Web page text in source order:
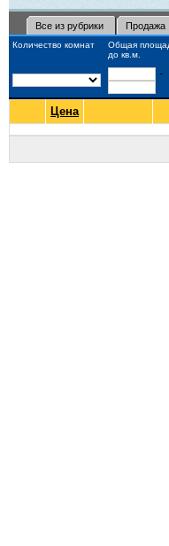
Все из рубрики Продажа
Количество комнат
Общая
до кв.м.
-
Цена